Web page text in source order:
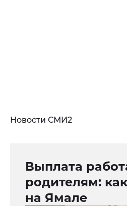
Новости СМИ2
Выплата
родителям:
на Ямале